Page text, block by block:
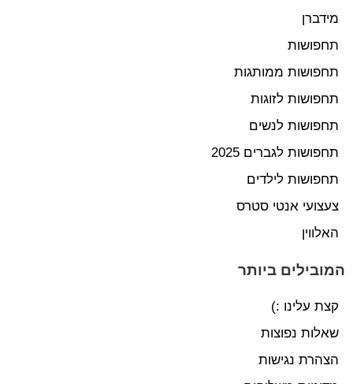
מידברן
תחפושות
תחפושות ממותגות
תחפושות לזוגות
תחפושות לנשים
תחפושות לגברים 2025
תחפושות לילדים
צעצועי אנטי סטרס
האלווין
המובילים ביותר
קצת עלינו :)
שאלות נפוצות
הצהרת נגישות